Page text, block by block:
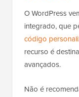
O WordPress
integrado, que
código
recurso é
avançados.
Não é